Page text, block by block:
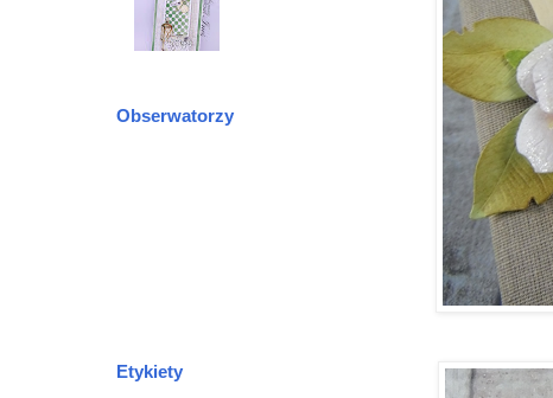
Obserwatorzy
Etykiety